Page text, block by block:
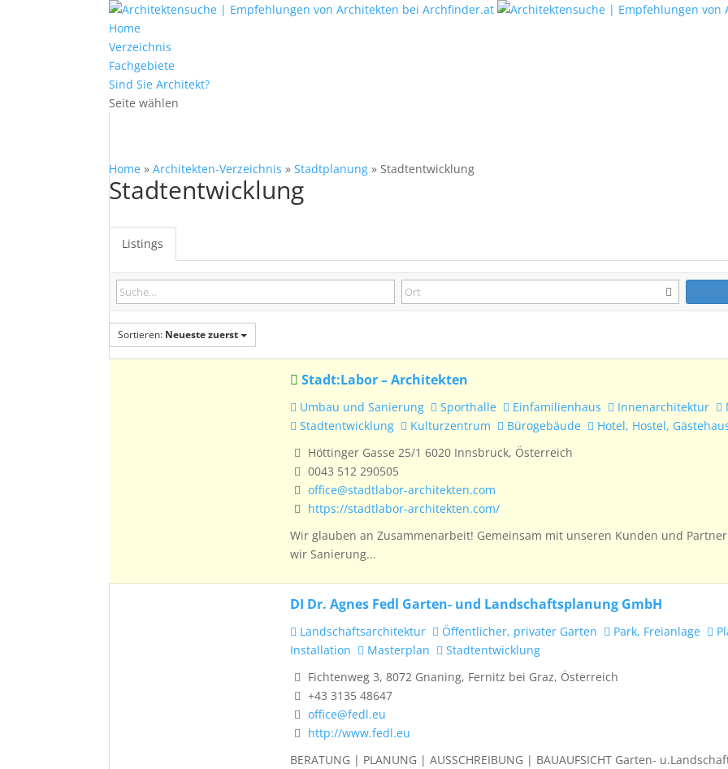
Home
Verzeichnis
Fachgebiete
Sind Sie Architekt?
Seite wählen
Home »Architekten-Verzeichnis »Stadtplanung »Stadtentwicklung
Stadtentwicklung
Listings
Sortieren: Neueste zuerst
Stadt:Labor – Architekten
Umbau und Sanierung Sporthalle Einfamilienhaus Innenarchitektur
Stadtentwicklung
Kulturzentrum Bürogebäude
Hotel, Hostel,
Höttinger Gasse 25/1 6020 Innsbruck, Österreich
0043 512 290505
office@stadtlabor-architekten.com
https://stadtlabor-architekten.com/
Wir glauben an Zusammenarbeit! Gemeinsam mit unseren Kunden und
wir Sanierung...
DI Dr. Agnes Fedl Garten- und Landschaftsplanung GmbH
Landschaftsarchitektur Öffentlicher, privater Garten Park, Freianlage
Installation
Masterplan
Stadtentwicklung
Fichtenweg 3, 8072 Gnaning, Fernitz bei Graz, Österreich
+43 3135 48647
office@fedl.eu
http://www.fedl.eu
BERATUNG | PLANUNG | AUSSCHREIBUNG | BAUAUFSICHT Garten-